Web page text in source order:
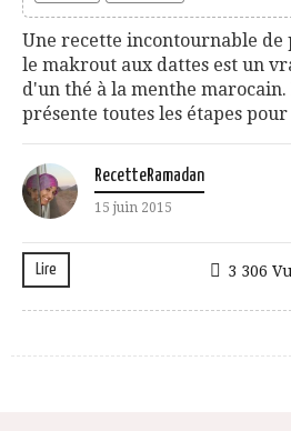
Une recette incontournable de
le makrout aux dattes est un
d'un thé à la menthe
présente toutes les étapes pour
RecetteRamadan
15 juin 2015
Lire 3 306